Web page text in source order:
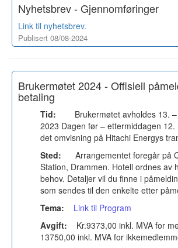
Nyhetsbrev - Gjennomføringer
Link til nyhetsbrev.
Publisert 08/08-2024
Brukermøtet 2024 - Offisiell
betaling
Tid: Brukermøtet avholdes 13. –
2023 Dagen før – ettermiddagen
det omvisning på Hitachi Energys
Sted: Arrangementet foregår på
Station, Drammen. Hotell ordnes av
behov. Detaljer vil du finne i
som sendes til den enkelte etter
Tema:
Link til Program
Avgift: Kr.9373,00 inkl. MVA for
13750,00 inkl. MVA for